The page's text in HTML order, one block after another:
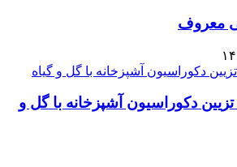
معروف
تزیین دکوراسیون آشپزخانه با گل و